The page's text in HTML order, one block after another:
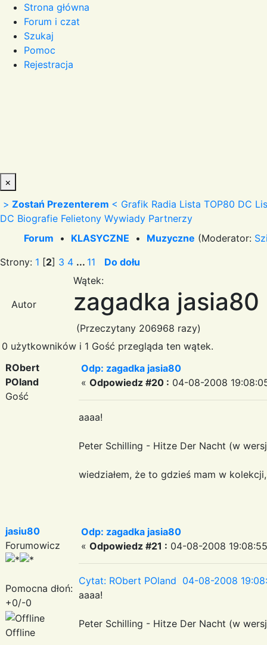
Strona główna
Forum i czat
Szukaj
Pomoc
Rejestracja
×
> Zostań Prezenterem < Grafik Radia Lista TOP80 DC
DC Biografie Felietony Wywiady Partnerzy
Forum • KLASYCZNE • Muzyczne (Moderator:
Strony: 1 [2] 3 4 ... 11 Do dołu
Autor
Wątek:
zagadka jasia80
(Przeczytany 206968 razy)
0 użytkowników i 1 Gość przegląda ten wątek.
RObert
POland
Gość
Odp: zagadka jasia80
« Odpowiedz #20 : 04-08-2008
aaaa!
Peter Schilling - Hitze Der Nacht (w
wiedziałem, że to gdzieś mam w
jasiu80
Forumowicz
Pomocna dłoń:
+0/-0
Offline
Odp: zagadka jasia80
« Odpowiedz #21 : 04-08-2008
Cytat: RObert POland 04-08-2008
aaaa!
Peter Schilling - Hitze Der Nacht (w